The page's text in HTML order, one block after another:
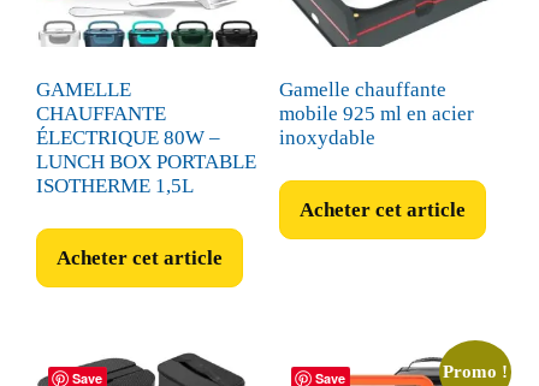
GAMELLE
CHAUFFANTE
ÉLECTRIQUE 80W –
LUNCH BOX PORTABLE
ISOTHERME 1,5L
Acheter cet article
Gamelle chauffante
mobile 925 ml en acier
inoxydable
Acheter cet article
Save Save Promo !